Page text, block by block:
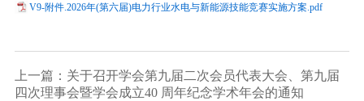
V9-附件.2026年(第六届)电力行业水电与新能源技能竞赛实施方案.pdf
上一篇：关于召开学会第九届二次会员代表大会、第九届
四次理事会暨学会成立40 周年纪念学术年会的通知